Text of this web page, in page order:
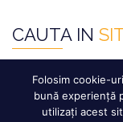
CAUTA IN
Caută
după:
Folosim cookie-
bună experiență
utilizați acest